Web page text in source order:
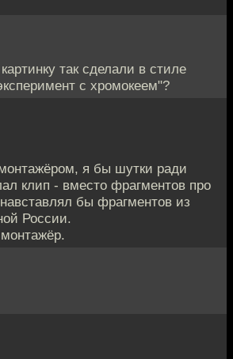
так сделали в стиле
с хромокеем"?
я бы шутки ради
клип - вместо фрагментов про
бы фрагментов из
России.